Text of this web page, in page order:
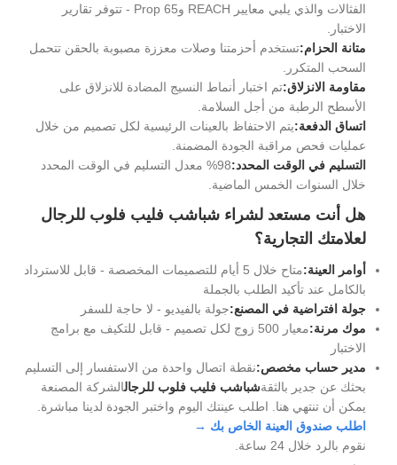
الفثالات والذي يلبي معايير REACH وProp 65 - تتوفر تقارير
الاختبار.
متانة الحزام:تستخدم أحزمتنا وصلات معززة مصبوبة بالحقن تتحمل
السحب المتكرر.
مقاومة الانزلاق:تم اختبار أنماط النسيج المضادة للانزلاق على
الأسطح الرطبة من أجل السلامة.
اتساق الدفعة:يتم الاحتفاظ بالعينات الرئيسية لكل تصميم من خلال
عمليات فحص مراقبة الجودة المضمنة.
التسليم في الوقت المحدد:
98% معدل التسليم في الوقت المحدد
خلال السنوات الخمس الماضية.
هل أنت مستعد لشراء شباشب فليب فلوب للرجال
لعلامتك التجارية؟
أوامر العينة:
متاح خلال 5 أيام للتصميمات المخصصة - قابل للاسترداد
بالكامل عند تأكيد الطلب بالجملة
جولة افتراضية في المصنع:جولة بالفيديو - لا حاجة للسفر
موك مرنة:
معيار 500 زوج لكل تصميم - قابل للتكيف مع برامج
الاختبار
مدير حساب مخصص:نقطة اتصال واحدة من الاستفسار إلى التسليم
بحثك عن جدير بالثقةشباشب فليب فلوب للرجالالشركة المصنعة
يمكن أن تنتهي هنا. اطلب عينتك اليوم واختبر الجودة لدينا مباشرة.
اطلب صندوق العينة الخاص بك →
نقوم بالرد خلال 24 ساعة.